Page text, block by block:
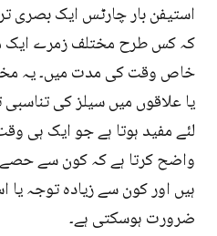
استیفن بار چارٹس ایک بصری
کہ کس طرح مختلف زمرے ایک
خاص وقت کی مدت میں۔ یہ
یا علاقوں میں سیلز کی
لئے مفید ہوتا ہے جو ایک ہی
واضح کرتا ہے کہ کون سے
ہیں اور کون سے زیادہ توجہ
ضرورت ہوسکتی ہے۔